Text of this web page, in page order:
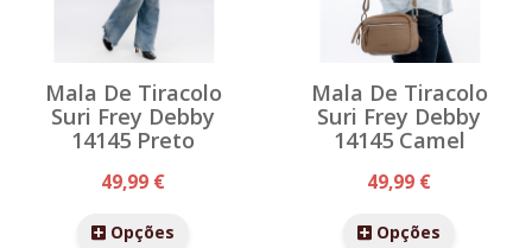
Mala De Tiracolo
Suri Frey Debby
14145 Preto
49,99 €
Opções
Mala De Tiracolo
Suri Frey Debby
14145 Camel
49,99 €
Opções